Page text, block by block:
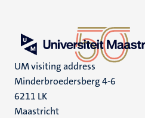
UM visiting address
Minderbroedersberg 4-6
6211 LK
Maastricht